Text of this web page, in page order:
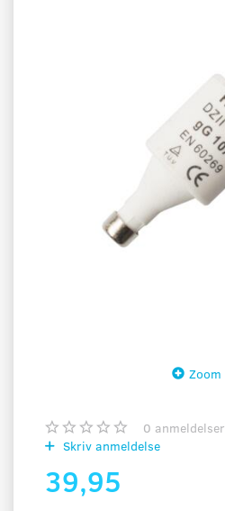
Zoom
0 anmeldelser
Skriv anmeldelse
39,95